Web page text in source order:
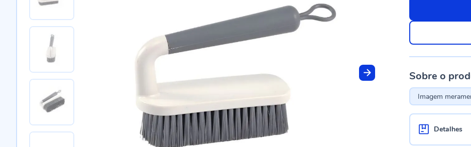
Sobre o
Imagem
Detalhes